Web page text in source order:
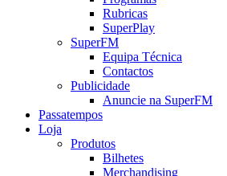
Rubricas
SuperPlay
SuperFM
Equipa Técnica
Contactos
Publicidade
Anuncie na SuperFM
Passatempos
Loja
Produtos
Bilhetes
Merchandising